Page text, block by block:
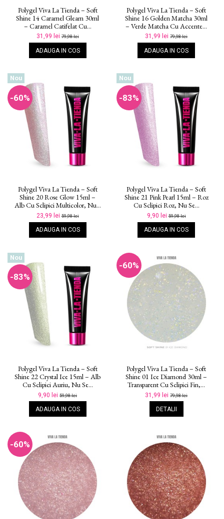
Polygel Viva La Tienda – Soft
Shine 14 Caramel Gleam 30ml
– Caramel Catifelat Cu...
31,99 lei79,98 lei
ADAUGA IN COS
Polygel Viva La Tienda – Soft
Shine 16 Golden Matcha 30ml
– Verde Matcha Cu Accente...
31,99 lei79,98 lei
ADAUGA IN COS
Nou
-60%
Polygel Viva La Tienda – Soft
Shine 20 Rose Glow 15ml –
Alb Cu Sclipici Multicolor, Nu...
23,99 lei59,98 lei
ADAUGA IN COS
Nou
-83%
Polygel Viva La Tienda – Soft
Shine 21 Pink Pearl 15ml – Roz
Cu Sclipici Roz, Nu Se...
9,90 lei59,98 lei
ADAUGA IN COS
Nou
-83%
Polygel Viva La Tienda – Soft
Shine 22 Crystal Ice 15ml – Alb
Cu Sclipici Auriu, Nu Se...
9,90 lei59,98 lei
ADAUGA IN COS
-60%
Polygel Viva La Tienda – Soft
Shine 01 Ice Diamond 30ml –
Transparent Cu Sclipici Fin,...
31,99 lei79,98 lei
DETALII
-60%